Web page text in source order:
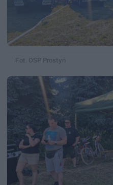
Fot. OSP Prostyń